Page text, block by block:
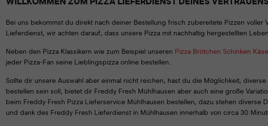
WILLKOMMEN ZUM PIZZA LIEFERDIENST DEINES
Bei uns bekommst du direkt nach deiner Bestellung frisch zubereitete Pizzen
Lieferdienst, wir achten darauf, dass unsere Pizza mit nachhaltig hergestellten
Neben den Pizza Klassikern wie zum Beispiel unseren Pizza Brötchen Schinken Käse
jeder Pizza-Fan seine Lieblingspizza online bestellen.
Sollte dir unsere Auswahl aber einmal nicht reichen, hast du die Möglichkeit,
bestellen sein soll, bietet dir Freddy Fresh Mühlhausen aber auch eine große
beim Freddy Fresh Pizza Lieferservice Mühlhausen bestellen, dazu stehen diverse
und dank des Freddy Fresh Lieferdienst in Mühlhausen innerhalb von circa 30